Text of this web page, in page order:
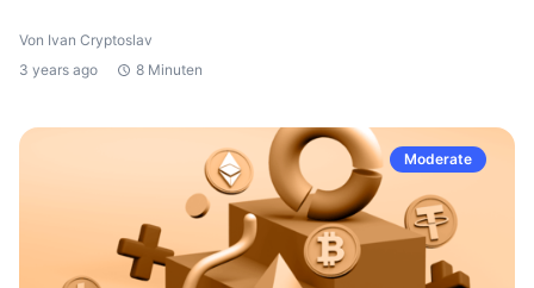
Von Ivan Cryptoslav
3 years ago
8 Minuten
Moderate